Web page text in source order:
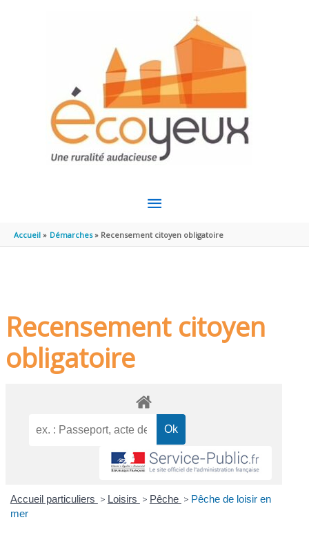
MENU
PRINCIPAL
Accueil Démarches Recensement citoyen obligatoire
Recensement citoyen
obligatoire
Accueil particuliers > Loisirs > Pêche > Pêche de loisir en
mer